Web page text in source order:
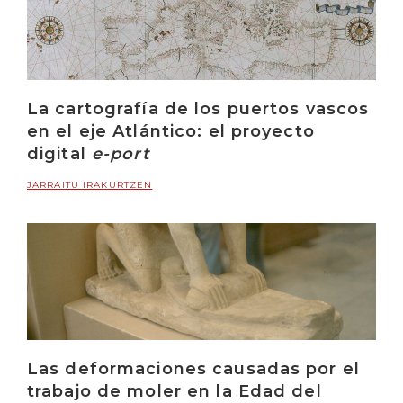
La cartografía de los puertos vascos
en el eje Atlántico: el proyecto
digital e-port
JARRAITU IRAKURTZEN
Las deformaciones causadas por el
trabajo de moler en la Edad del